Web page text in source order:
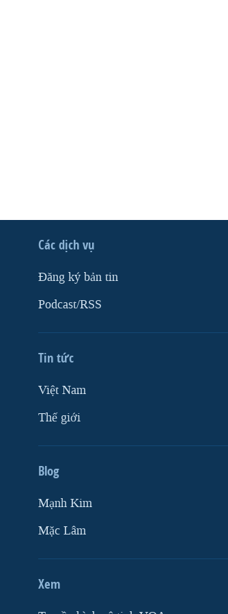
Các dịch vụ
Ðăng ký bản tin
Podcast/RSS
Tin tức
Việt Nam
Thế giới
Blog
Mạnh Kim
Mặc Lâm
Xem